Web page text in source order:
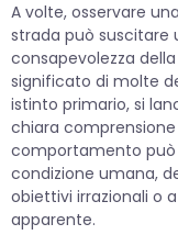
A volte, osservare
strada può suscitare
consapevolezza
significato di molte
istinto primario, si
chiara
comportamento
condizione umana,
obiettivi irrazionali o
apparente.